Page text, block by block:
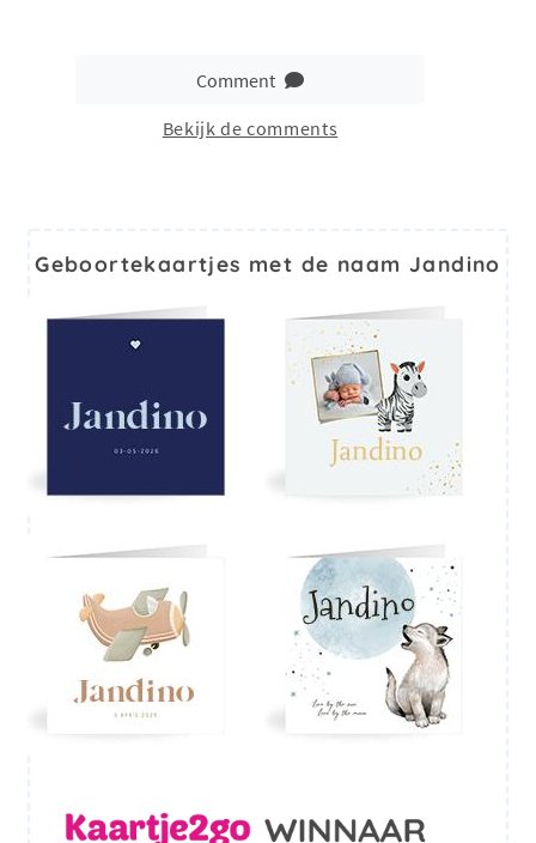
Comment
Bekijk de comments
Geboortekaartjes met de naam Jandino